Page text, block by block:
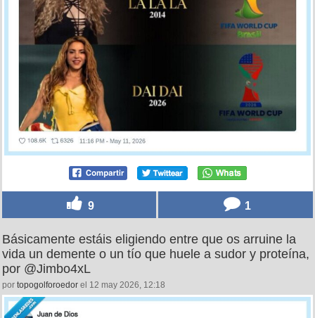
9 1
Básicamente estáis eligiendo entre que os arruine la
vida un demente o un tío que huele a sudor y proteína,
por @Jimbo4xL
por topogolforoedor el 12 may 2026, 12:18